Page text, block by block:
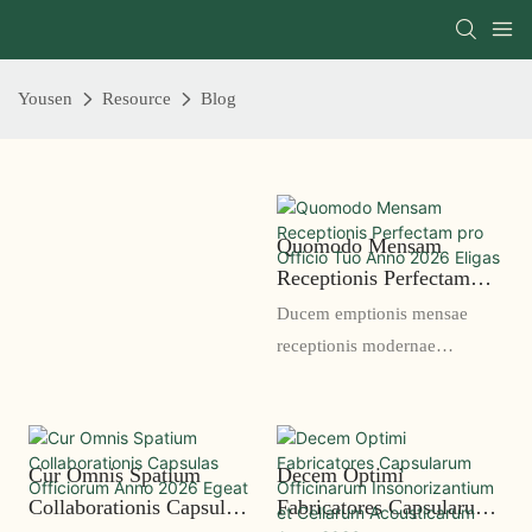
Yousen Resource Blog
Quomodo Mensam
Receptionis Perfectam
Pro Officio Tuo Anno
2026 Eligas
Ducem emptionis mensae
receptionis modernae
designandi, et consilia
peritorum ad mensam
receptionis officii perfectam
Cur Omnis Spatium
Collaborationis Capsulas
Decem Optimi
Fabricatores Capsularum